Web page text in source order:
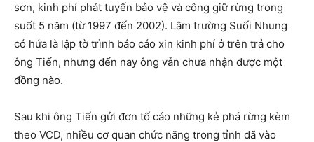
sơn, kinh phí phát tuyến bảo vệ và công giữ rừng trong
suốt 5 năm (từ 1997 đến 2002). Lâm trường Suối Nhung
có hứa là lập tờ trình báo cáo xin kinh phí ở trên trả cho
ông Tiến, nhưng đến nay ông vẫn chưa nhận được một
đồng nào.
Sau khi ông Tiến gửi đơn tố cáo những kẻ phá rừng kèm
theo VCD, nhiều cơ quan chức năng trong tỉnh đã vào